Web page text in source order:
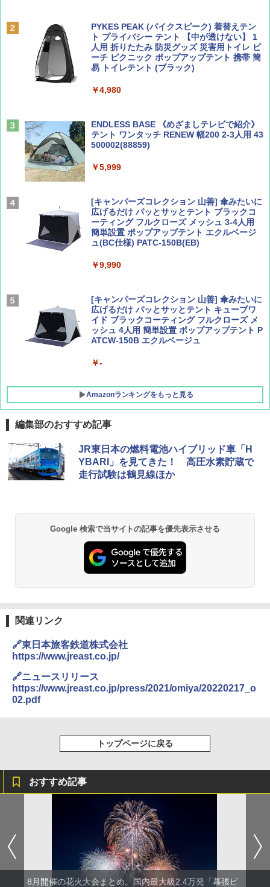
￥713
AIRLINE（エアライン）2026年9月号【特
集】ボーイング110周年を祝して！
￥1,760
￥2,695
球の歩き方A ヨーロッパ
A26 地球の歩き方 チェコ ポーランド スロヴ
ァキア 2026～2027 地球の歩き方A ヨーロッ
PYKES PEAK (パイクスピーク) 着替えテン
ト プライバシー テント 【中が透けない】 1
人用 折りたたみ 防災グッズ 災害用トイレ ビ
ーチ ピクニック ポップアップテント 携帯 簡
易 トイレテント (ブラック)
￥4,980
ENDLESS BASE 《めざましテレビで紹介》
テント ワンタッチ RENEW 幅200 2-3人用 43
500002(88859)
￥5,999
[キャンパーズコレクション 山善] 傘みたいに
広げるだけ パッとサッとテント ブラックコ
ーティング フルクローズ メッシュ 3-4人用
簡単設置 ポップアップテント エクルベージ
ュ(BC仕様) PATC-150B(EB)
￥9,990
[キャンパーズコレクション 山善] 傘みたいに
広げるだけ パッとサッとテント キューブワ
イド ブラックコーティング フルクローズ メ
ッシュ 4人用 簡単設置 ポップアップテント P
ATCW-150B エクルベージュ
￥-
Amazonランキングをもっと見る
GRANDOOR ステンレス保冷剤 2個セット 2
026リニューアル 急速冷凍 空間倍増 衛生的
コンパクト 保冷力長持ち
-08EX カーキ ソロキャンプ ポリエステル フ
レーム ドーム型 テント
￥14,800
￥6,459
ポインターライト 強力 小型 緑色/赤色/青紫色
USB充電式 高精度 超長距離照射 長時間使用
￥1,180
【日本企業販売】超強力クマ対策スプレー 30
0ml（連続噴射30秒）110ml（連続噴射15
秒）射程5～10m 安全ロック搭載 携帯収納袋
付き ヒグマ・イノシシ対策 自治体・教育機
関の購入実績 登山・キャンプ・アウトドア・
防災用品 長期保存可能 緊急時用 日本国内発
送
￥3,680
編集部のおすすめ記事
JR東日本の燃料電池ハイブリッド車「H
YBARI」を見てきた！ 高圧水素貯蔵で
走行試験は鶴見線ほか
Google 検索で当サイトの記事を優先表示させる
関連リンク
🔗東日本旅客鉄道株式会社
https://www.jreast.co.jp/
🔗ニュースリリース
https://www.jreast.co.jp/press/2021/omiya/20220217_o
02.pdf
トップページに戻る
おすすめ記事
8月開催の花火大会まとめ。国内最大級2.4万発「幕張ビ